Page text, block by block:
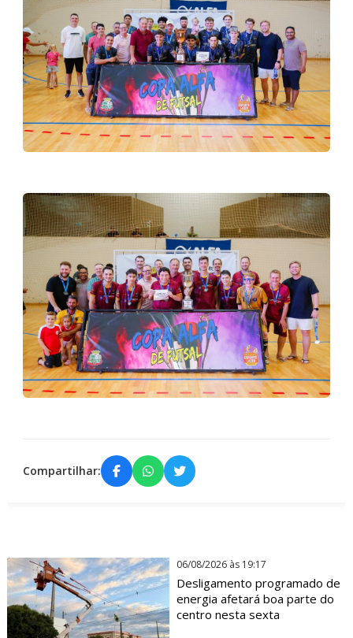
Compartilhar:
06/08/2026 às 19:17
Desligamento programado de
energia afetará boa parte do
centro nesta sexta